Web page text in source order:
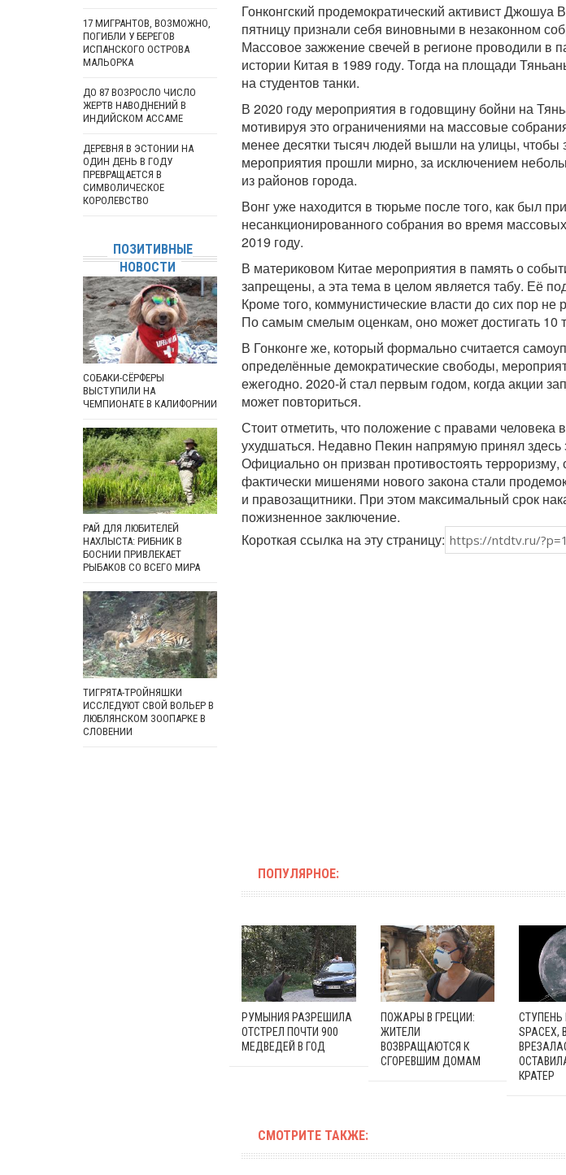
Гонконгский продемократический активист Джошуа
пятницу признали себя виновными в незаконном
Массовое зажжение свечей в регионе проводили в
истории Китая в 1989 году. Тогда на площади
на студентов танки.
В 2020 году мероприятия в годовщину бойни на
мотивируя это ограничениями на массовые
менее десятки тысяч людей вышли на улицы, чтобы
мероприятия прошли мирно, за исключением
из районов города.
Вонг уже находится в тюрьме после того, как был
несанкционированного собрания во время
2019 году.
В материковом Китае мероприятия в память о
запрещены, а эта тема в целом является табу. Её
Кроме того, коммунистические власти до сих пор
По самым смелым оценкам, оно может достигать 10
В Гонконге же, который формально считается
определённые демократические свободы,
ежегодно. 2020-й стал первым годом, когда акции
может повториться.
Стоит отметить, что положение с правами человека
ухудшаться. Недавно Пекин напрямую принял здесь
Официально он призван противостоять
фактически мишенями нового закона стали
и правозащитники. При этом максимальный срок
пожизненное заключение.
Короткая ссылка на эту страницу:
ПОПУЛЯРНОЕ:
РУМЫНИЯ РАЗРЕШИЛА
ОТСТРЕЛ ПОЧТИ 900
МЕДВЕДЕЙ В ГОД
ПОЖАРЫ В ГРЕЦИИ:
ЖИТЕЛИ
ВОЗВРАЩАЮТСЯ К
СГОРЕВШИМ ДОМАМ
СТУПЕНЬ
SPACEX,
КРАТЕР
СМОТРИТЕ ТАКЖЕ:
17 МИГРАНТОВ, ВОЗМОЖНО,
ПОГИБЛИ У БЕРЕГОВ
ИСПАНСКОГО ОСТРОВА
МАЛЬОРКА
ДО 87 ВОЗРОСЛО ЧИСЛО
ЖЕРТВ НАВОДНЕНИЙ В
ИНДИЙСКОМ АССАМЕ
ДЕРЕВНЯ В ЭСТОНИИ НА
ОДИН ДЕНЬ В ГОДУ
ПРЕВРАЩАЕТСЯ В
СИМВОЛИЧЕСКОЕ
КОРОЛЕВСТВО
ПОЗИТИВНЫЕ
НОВОСТИ
СОБАКИ-СЁРФЕРЫ
ВЫСТУПИЛИ НА
ЧЕМПИОНАТЕ В КАЛИФОРНИИ
РАЙ ДЛЯ ЛЮБИТЕЛЕЙ
НАХЛЫСТА: РИБНИК В
БОСНИИ ПРИВЛЕКАЕТ
РЫБАКОВ СО ВСЕГО МИРА
ТИГРЯТА-ТРОЙНЯШКИ
ИССЛЕДУЮТ СВОЙ ВОЛЬЕР В
ЛЮБЛЯНСКОМ ЗООПАРКЕ В
СЛОВЕНИИ